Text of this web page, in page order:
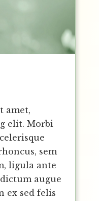
amet,
elit. Morbi
sem
ligula ante
augue
ex sed felis